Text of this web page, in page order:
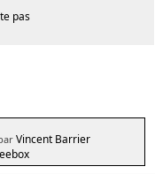
pas
Vincent Barrier